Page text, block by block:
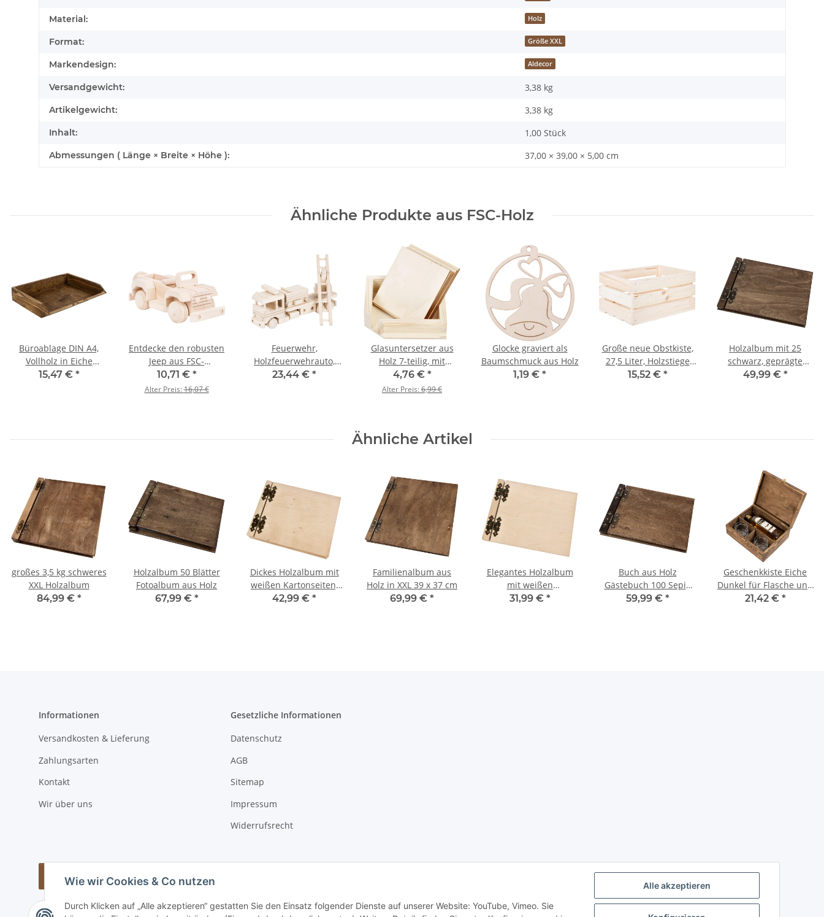
Alle akzeptieren
Wie wir Cookies & Co nutzen
Durch Klicken auf „Alle akzeptieren“ gestatten Sie den Einsatz folgender Dienste auf unserer Website: YouTube, Vimeo. Sie
Material: Holz
Format: Größe XXL
Markendesign: Aldecor
Versandgewicht: 3,38 kg
Artikelgewicht: 3,38 kg
Inhalt: 1,00 Stück
Abmessungen ( Länge × Breite × Höhe ): 37,00 × 39,00 × 5,00 cm
Ähnliche Produkte aus FSC-Holz
Büroablage DIN A4,
Vollholz in Eiche
Dunkel, 34 × 27 × 7 cm
15,47 € *
Entdecke den robusten
Jeep aus FSC-
Buchenholz
10,71 € *
Alter Preis:16,07 €
Feuerwehr,
Holzfeuerwehrauto,
Holzspielzeug,
23,44 € *
Glasuntersetzer aus
Holz 7-teilig, mit
Spenderbox
4,76 € *
Alter Preis:6,99 €
Glocke graviert als
Baumschmuck aus Holz
1,19 € *
Große neue Obstkiste,
27,5 Liter, Holzstiege
46 × 32 × 23 cm
15,52 € *
Holzalbum mit 25
schwarz, geprägte
Kartonseiten, Holzbuch
49,99 € *
Ähnliche Artikel
großes 3,5 kg schweres
XXL Holzalbum
84,99 € *
Holzalbum 50 Blätter
Fotoalbum aus Holz
67,99 € *
Dickes Holzalbum mit
weißen Kartonseiten,
Gästebuch Hochzeit
42,99 € *
Familienalbum aus
Holz in XXL 39 x 37 cm
69,99 € *
Elegantes Holzalbum
mit weißen
Kartonseiten,
31,99 € *
Buch aus Holz
Gästebuch 100 Sepia
Farbende Blätter
59,99 € *
Geschenkkiste Eiche
Dunkel für Flasche und
Gläser
21,42 € *
Informationen
Versandkosten & Lieferung
Zahlungsarten
Kontakt
Wir über uns
Gesetzliche Informationen
Datenschutz
AGB
Sitemap
Impressum
Widerrufsrecht
Vertrag widerrufen